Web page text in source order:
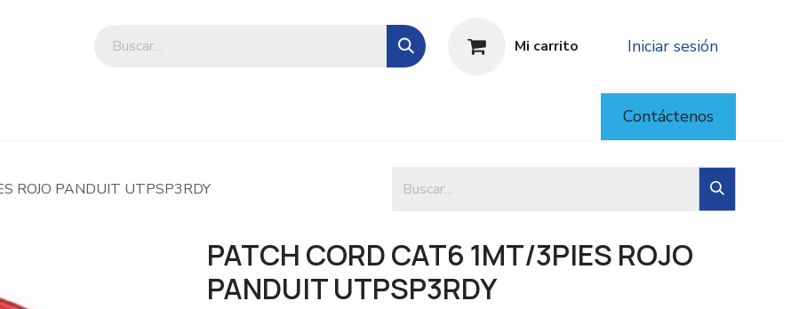
Mi carrito
Iniciar sesión
Contáctenos
ROJO PANDUIT UTPSP3RDY
PATCH CORD CAT6 1MT/3PIES ROJO
PANDUIT UTPSP3RDY